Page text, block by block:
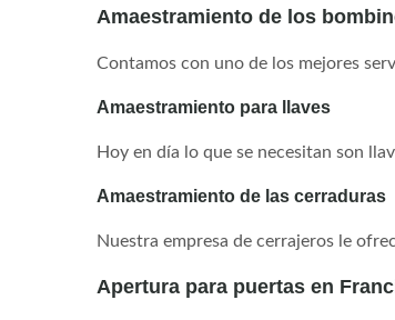
Amaestramiento de los
Contamos con uno de los mejores
Amaestramiento para llaves
Hoy en día lo que se necesitan son
Amaestramiento de las cerraduras
Nuestra empresa de cerrajeros le
Apertura para puertas en